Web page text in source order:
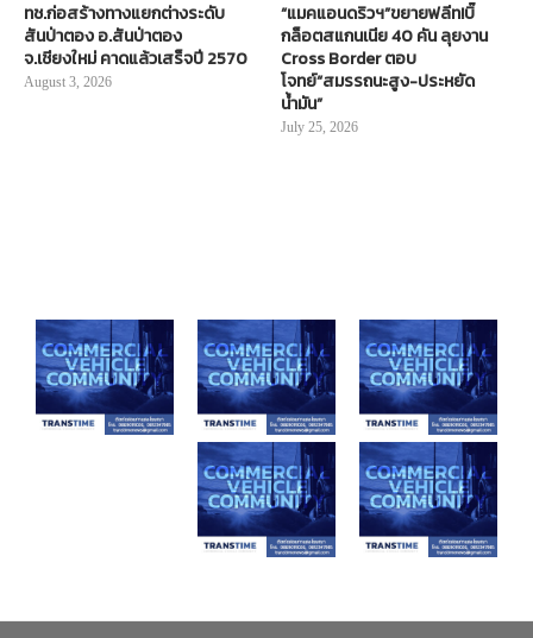
ทช.ก่อสร้างทางแยกต่างระดับ
สันป่าตอง อ.สันป่าตอง
จ.เชียงใหม่ คาดแล้วเสร็จปี 2570
August 3, 2026
“แมคแอนดริวฯ”ขยายฟลีท!บิ๊
กล็อตสแกนเนีย 40 คัน ลุยงาน
Cross Border ตอบ
โจทย์“สมรรถนะสูง-ประหยัด
น้ำมัน”
July 25, 2026